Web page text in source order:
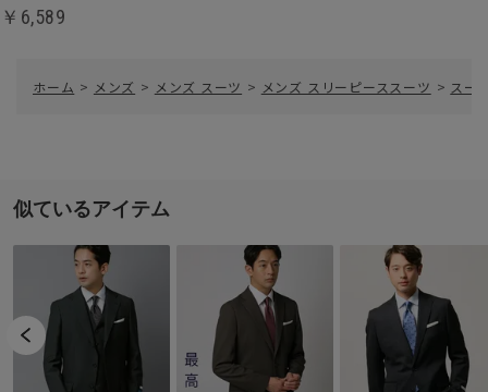
￥6,589
ホーム > メンズ > メンズ スーツ > メンズ スリーピーススーツ > スー